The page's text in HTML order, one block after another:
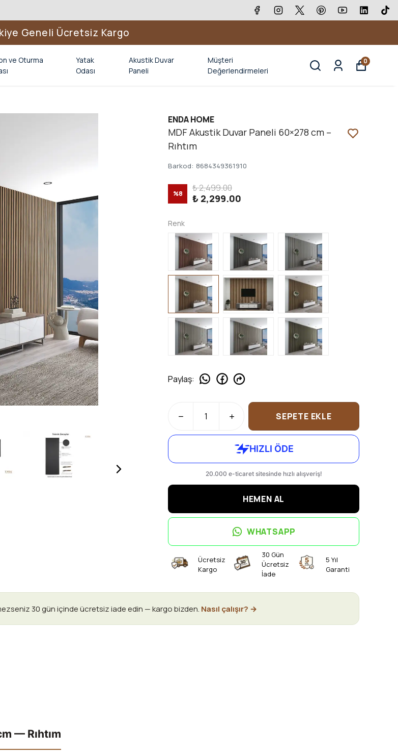
Geneli Ücretsiz Kargo
ve Oturma
Yatak
Odası
Akustik Duvar
Paneli
Müşteri
Değerlendirmeleri
0
ENDA HOME
MDF Akustik Duvar Paneli 60×278 cm –
Rıhtım
Barkod: 8684349361910
%8
₺ 2,499.00
₺ 2,299.00
Renk
Paylaş:
SEPETE EKLE
HEMEN AL
WHATSAPP
Ücretsiz
Kargo
30 Gün
Ücretsiz
İade
5 Yıl
Garanti
30 gün içinde ücretsiz iade edin — kargo bizden. Nasıl çalışır? →
— Rıhtım